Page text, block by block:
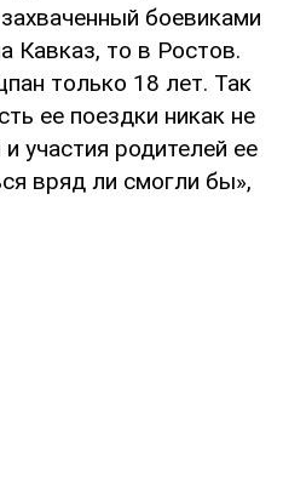
боевиками
Кавказ, то в Ростов.
только 18 лет. Так
ее поездки никак не
участия родителей ее
вряд ли смогли бы»,